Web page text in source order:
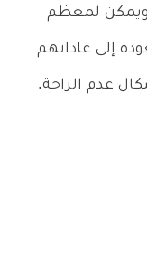
ويمكن لمعظم
إلى عاداتهم
عدم الراحة.